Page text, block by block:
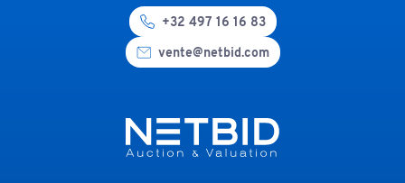
+32 497 16 16 83
vente@netbid.com